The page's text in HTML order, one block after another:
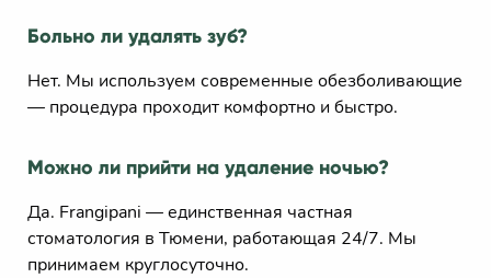
Больно ли удалять зуб?
Нет. Мы используем современные обезболивающие
— процедура проходит комфортно и быстро.
Можно ли прийти на удаление ночью?
Да. Frangipani — единственная частная
стоматология в Тюмени, работающая 24/7. Мы
принимаем круглосуточно.